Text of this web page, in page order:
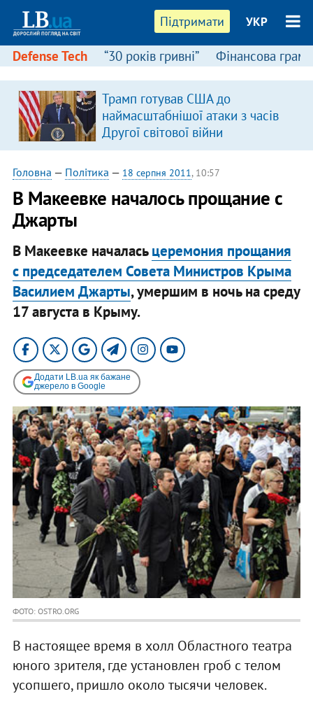
Підтримати УКР
Defense Tech “30 років гривні” Фінансова
Трамп готував США до
наймасштабнішої атаки з часів
Другої світової війни
Головна — Політика — 18 серпня 2011, 10:57
В Макеевке началось прощание с
Джарты
В Макеевке началасьцеремония прощания
с председателем Совета Министров Крыма
Василием Джарты, умершим в ночь на среду
17 августа в Крыму.
Додати LB.ua як бажане
джерело в Google
ФОТО: OSTRO.ORG
В настоящее время в холл Областного театра
юного зрителя, где установлен гроб с телом
усопшего, пришло около тысячи человек.